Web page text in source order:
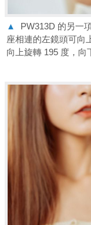
▲
PW313D 的另一
座相連的左鏡頭可向
向上旋轉 195 度，向